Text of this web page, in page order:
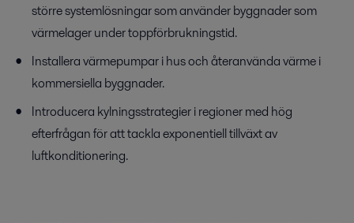
större systemlösningar som använder byggnader som
värmelager under toppförbrukningstid.
Installera värmepumpar i hus och återanvända värme i
kommersiella byggnader.
Introducera kylningsstrategier i regioner med hög
efterfrågan för att tackla exponentiell tillväxt av
luftkonditionering.